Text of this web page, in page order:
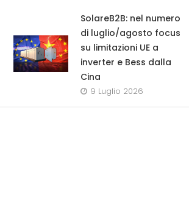
SolareB2B: nel numero
di luglio/agosto focus
su limitazioni UE a
inverter e Bess dalla
Cina
9 Luglio 2026